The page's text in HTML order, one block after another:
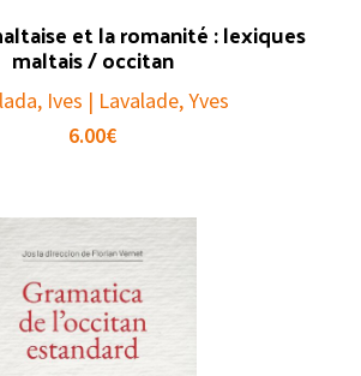
et la romanité : lexiques
maltais / occitan
Ives | Lavalade, Yves
6.00€